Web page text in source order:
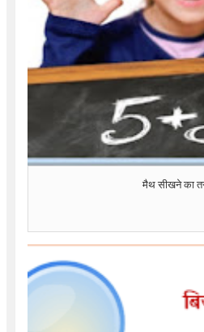
मैथ सीखने का